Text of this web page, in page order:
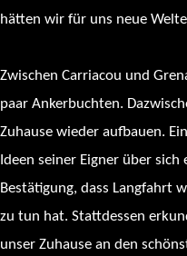
hätten wir für uns neue
Zwischen Carriacou und
paar Ankerbuchten.
Zuhause wieder aufbauen.
Ideen seiner Eigner über
Bestätigung, dass Langfahrt
zu tun hat. Stattdessen
unser Zuhause an den